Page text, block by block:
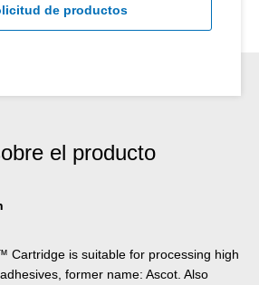
de productos
el producto
is suitable for processing high
former name: Ascot. Also